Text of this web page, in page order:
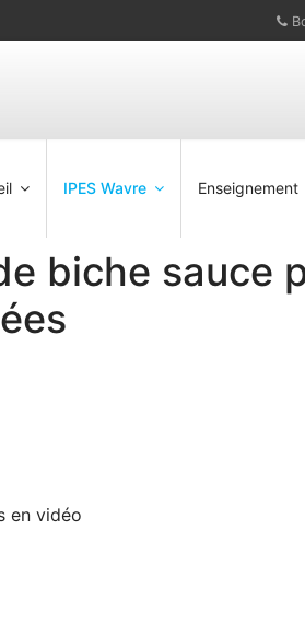
IPES Wavre Enseignement
biche sauce
en vidéo